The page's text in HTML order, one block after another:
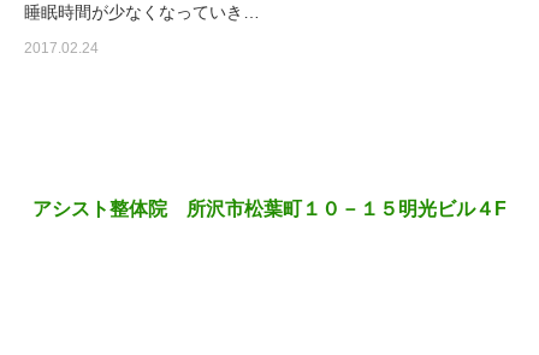
睡眠時間が少なくなっていき…
2017.02.24
アシスト整体院 所沢市松葉町１０－１５明光ビル４F